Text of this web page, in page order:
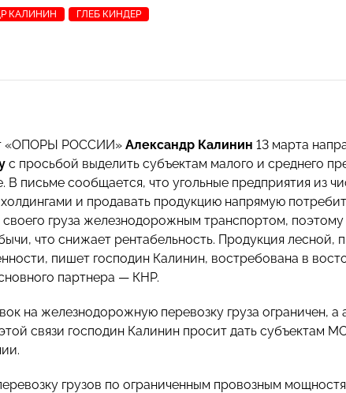
КАЛИНИН ГЛЕБ КИНДЕР
«ОПОРЫ РОССИИ» Александр Калинин 13 марта
c просьбой выделить субъектам малого и среднего
В письме сообщается, что угольные предприятия из
и продавать продукцию напрямую
своего груза железнодорожным транспортом,
что снижает рентабельность. Продукция
пишет господин Калинин, востребована в
партнера — КНР.
на железнодорожную перевозку груза ограничен,
связи господин Калинин просит дать субъектам
грузов по ограниченным провозным